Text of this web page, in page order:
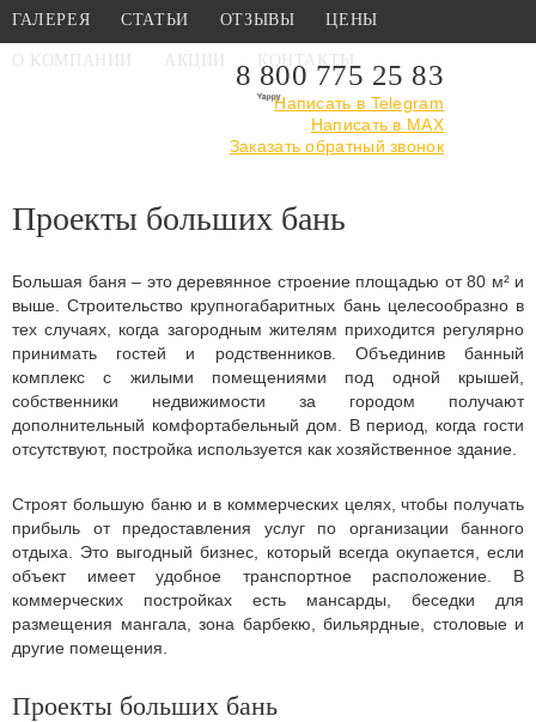
ГАЛЕРЕЯ СТАТЬИ ОТЗЫВЫ ЦЕНЫ
О КОМПАНИИ АКЦИИ КОНТАКТЫ
8 800 775 25 83
Написать в Telegram
Написать в MAX
Заказать обратный звонок
Проекты больших бань
Проекты больших бань
Большая баня – это деревянное строение площадью от 80 м² и
выше. Строительство крупногабаритных бань целесообразно в
тех случаях, когда загородным жителям приходится регулярно
принимать гостей и родственников. Объединив банный
комплекс с жилыми помещениями под одной крышей,
собственники недвижимости за городом получают
дополнительный комфортабельный дом. В период, когда гости
отсутствуют, постройка используется как хозяйственное здание.
Строят большую баню и в коммерческих целях, чтобы получать
прибыль от предоставления услуг по организации банного
отдыха. Это выгодный бизнес, который всегда окупается, если
объект имеет удобное транспортное расположение. В
коммерческих постройках есть мансарды, беседки для
размещения мангала, зона барбекю, бильярдные, столовые и
другие помещения.
Проекты больших бань